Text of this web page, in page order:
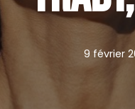
9 février